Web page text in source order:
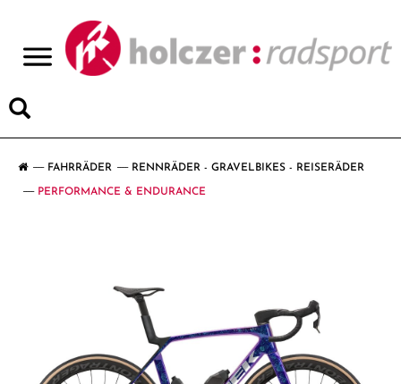
FAHRRÄDER RENNRÄDER - GRAVELBIKES - REISERÄDER
PERFORMANCE & ENDURANCE